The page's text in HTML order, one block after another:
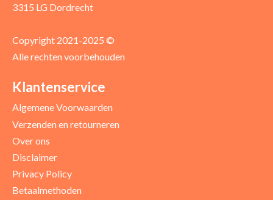
3315 LG Dordrecht
Copyright 2021-2025 ©
Alle rechten voorbehouden
Klantenservice
Algemene Voorwaarden
Verzenden en retourneren
Over ons
Disclaimer
Privacy Policy
Betaalmethoden